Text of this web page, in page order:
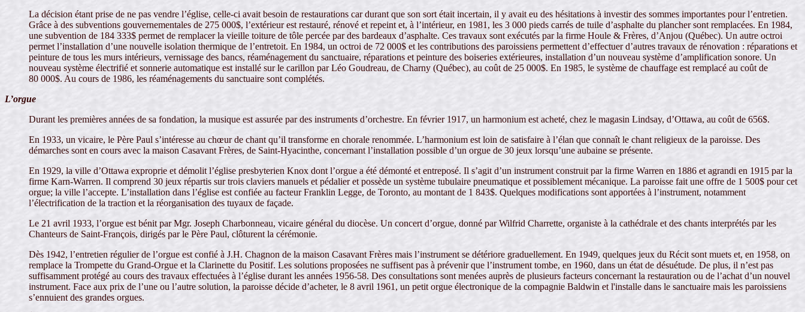
La décision étant prise de ne pas vendre l’église, celle-ci avait besoin de restaurations car durant que son sort était incertain, il y avait eu des hésitations à investir des sommes importantes pour l’entretien.
Grâce à des subventions gouvernementales de 275 000$, l’extérieur est restauré, rénové et repeint et, à l’intérieur, en 1981, les 3 000 pieds carrés de tuile d’asphalte du plancher sont remplacées. En 1984,
une subvention de 184 333$ permet de remplacer la vieille toiture de tôle percée par des bardeaux d’asphalte. Ces travaux sont exécutés par la firme Houle & Frères, d’Anjou (Québec). Un autre octroi
permet l’installation d’une nouvelle isolation thermique de l’entretoit. En 1984, un octroi de 72 000$ et les contributions des paroissiens permettent d’effectuer d’autres travaux de rénovation : réparations et
peinture de tous les murs intérieurs, vernissage des bancs, réaménagement du sanctuaire, réparations et peinture des boiseries extérieures, installation d’un nouveau système d’amplification sonore. Un
nouveau système électrifié et sonnerie automatique est installé sur le carillon par Léo Goudreau, de Charny (Québec), au coût de 25 000$. En 1985, le système de chauffage est remplacé au coût de
80 000$. Au cours de 1986, les réaménagements du sanctuaire sont complétés.
L’orgue
Durant les premières années de sa fondation, la musique est assurée par des instruments d’orchestre. En février 1917, un harmonium est acheté, chez le magasin Lindsay, d’Ottawa, au coût de 656$.
En 1933, un vicaire, le Père Paul s’intéresse au chœur de chant qu’il transforme en chorale renommée. L’harmonium est loin de satisfaire à l’élan que connaît le chant religieux de la paroisse. Des
démarches sont en cours avec la maison Casavant Frères, de Saint-Hyacinthe, concernant l’installation possible d’un orgue de 30 jeux lorsqu’une aubaine se présente.
En 1929, la ville d’Ottawa exproprie et démolit l’église presbyterien Knox dont l’orgue a été démonté et entreposé. Il s’agit d’un instrument construit par la firme Warren en 1886 et agrandi en 1915 par la
firme Karn-Warren. Il comprend 30 jeux répartis sur trois claviers manuels et pédalier et possède un système tubulaire pneumatique et possiblement mécanique. La paroisse fait une offre de 1 500$ pour cet
orgue; la ville l’accepte. L’installation dans l’église est confiée au facteur Franklin Legge, de Toronto, au montant de 1 843$. Quelques modifications sont apportées à l’instrument, notamment
l’électrification de la traction et la réorganisation des tuyaux de façade.
Le 21 avril 1933, l’orgue est bénit par Mgr. Joseph Charbonneau, vicaire général du diocèse. Un concert d’orgue, donné par Wilfrid Charrette, organiste à la cathédrale et des chants interprétés par les
Chanteurs de Saint-François, dirigés par le Père Paul, clôturent la cérémonie.
Dès 1942, l’entretien régulier de l’orgue est confié à J.H. Chagnon de la maison Casavant Frères mais l’instrument se détériore graduellement. En 1949, quelques jeux du Récit sont muets et, en 1958, on
remplace la Trompette du Grand-Orgue et la Clarinette du Positif. Les solutions proposées ne suffisent pas à prévenir que l’instrument tombe, en 1960, dans un état de désuétude. De plus, il n’est pas
suffisamment protégé au cours des travaux effectuées à l’église durant les années 1956-58. Des consultations sont menées auprès de plusieurs facteurs concernant la restauration ou de l’achat d’un nouvel
instrument. Face aux prix de l’une ou l’autre solution, la paroisse décide d’acheter, le 8 avril 1961, un petit orgue électronique de la compagnie Baldwin et l'installe dans le sanctuaire mais les paroissiens
s’ennuient des grandes orgues.